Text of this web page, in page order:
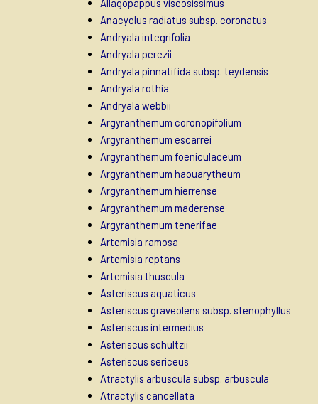
Allagopappus viscosissimus
Anacyclus radiatus subsp. coronatus
Andryala integrifolia
Andryala perezii
Andryala pinnatifida subsp. teydensis
Andryala rothia
Andryala webbii
Argyranthemum coronopifolium
Argyranthemum escarrei
Argyranthemum foeniculaceum
Argyranthemum haouarytheum
Argyranthemum hierrense
Argyranthemum maderense
Argyranthemum tenerifae
Artemisia ramosa
Artemisia reptans
Artemisia thuscula
Asteriscus aquaticus
Asteriscus graveolens subsp. stenophyllus
Asteriscus intermedius
Asteriscus schultzii
Asteriscus sericeus
Atractylis arbuscula subsp. arbuscula
Atractylis cancellata